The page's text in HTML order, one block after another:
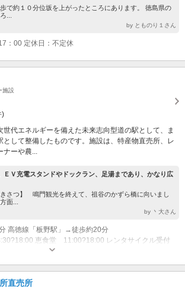
で約１０分位坂を上がったところにあります。 徳島県の
...
by とものり１さん
：00 定休日：不定休
施設
)
代エネルギーを備えた未来志向型道の駅として、ま
として整備したものです。施設は、特産物直売所、レ
ナーや農...
ＥＶ充電スタンドやドックラン、足湯まであり、かなり広
さつ】 鳴門観光を終えて、祖谷のかずら橋に向いまし
面...
by 丶大さん
高徳線「板野駅」→徒歩約20分
恵食堂 11:00?18:00 レンタサイクル受付
直売所